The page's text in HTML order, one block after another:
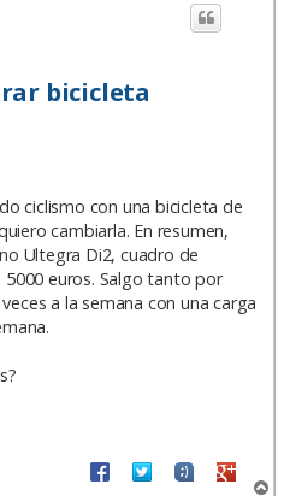
bicicleta
ciclismo con una bicicleta de
cambiarla. En resumen,
Ultegra Di2, cuadro de
euros. Salgo tanto por
a la semana con una carga